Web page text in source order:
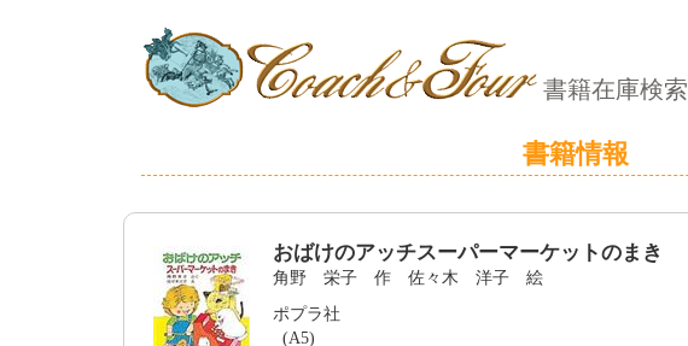
書籍在庫検索
書籍情報
おばけのアッチスーパーマーケットのまき
角野 栄子 作 佐々木 洋子 絵
ポプラ社
(A5)